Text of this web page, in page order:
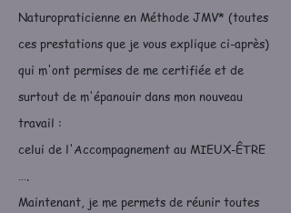
Naturopraticienne en Méthode JMV* (toutes
ces prestations que je vous explique ci-après)
qui m'ont permises de me certifiée et de
surtout de m'épanouir dans mon nouveau
travail :
celui de l'Accompagnement au MIEUX-ÊTRE
….
Maintenant, je me permets de réunir toutes